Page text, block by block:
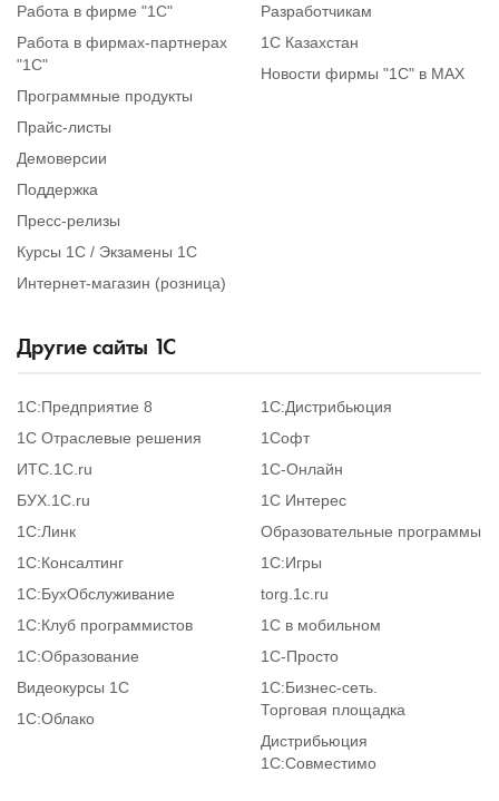
Работа в фирме "1С"
Работа в фирмах-партнерах
"1С"
Программные продукты
Прайс-листы
Демоверсии
Поддержка
Пресс-релизы
Курсы 1С / Экзамены 1С
Интернет-магазин (розница)
Разработчикам
1С Казахстан
Новости фирмы "1С" в MAX
Другие сайты 1С
1С:Предприятие 8
1С Отраслевые решения
ИТС.1C.ru
БУХ.1С.ru
1С:Линк
1С:Консалтинг
1С:БухОбслуживание
1С:Клуб программистов
1С:Образование
Видеокурсы 1С
1С:Облако
1С:Дистрибьюция
1Софт
1С-Онлайн
1С Интерес
Образовательные программы
1С:Игры
torg.1c.ru
1С в мобильном
1C-Просто
1С:Бизнес-сеть.
Торговая площадка
Дистрибьюция
1С:Совместимо